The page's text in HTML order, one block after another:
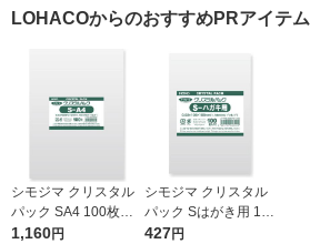
リジナル
LOHACOからのおすすめPRアイテム
シモジマ クリスタル
パック SA4 100枚入 6
739200 1袋(100枚入)
1,160円
シモジマ クリスタル
パック Sはがき用 100
枚入 6751700 1袋(10
427円